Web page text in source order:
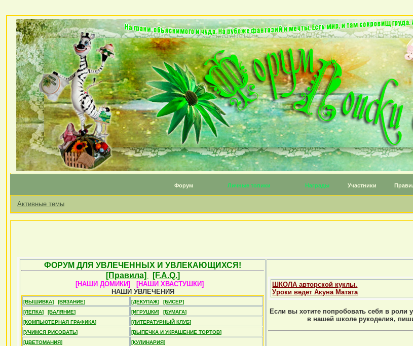
Форум Личные топики Награды Участники
Активные темы
ФОРУМ ДЛЯ УВЛЕЧЕННЫХ И УВЛЕКАЮЩИХСЯ!
[Правила]
[F.A.Q.]
[НАШИ ДОМИКИ]
[НАШИ ХВАСТУШКИ]
НАШИ УВЛЕЧЕНИЯ
[ВЫШИВКА] [ВЯЗАНИЕ] [ДЕКУПАЖ]
[БИСЕР]
[ЛЕПКА]
[ВАЛЯНИЕ] [ИГРУШКИ]
[БУМАГА]
[КОМПЬЮТЕРНАЯ ГРАФИКА]
[ЛИТЕРАТУРНЫЙ КЛУБ]
[УЧИМСЯ РИСОВАТЬ]
[ВЫПЕЧКА И УКРАШЕНИЕ ТОРТОВ]
[ЦВЕТОМАНИЯ]
[КУЛИНАРИЯ]
ШКОЛА авторской куклы.
Уроки ведет Акуна Матата
Если вы хотите попробовать себя в роли
в нашей школе рукоделия,